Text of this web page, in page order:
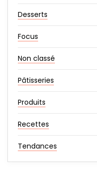
Desserts
Focus
Non classé
Pâtisseries
Produits
Recettes
Tendances